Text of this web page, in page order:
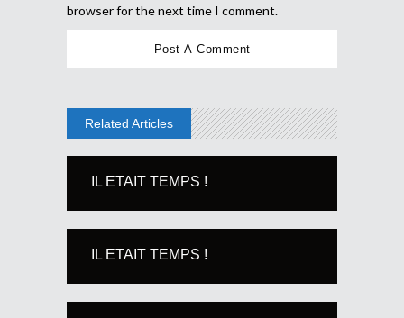
browser for the next time I comment.
Related Articles
IL ETAIT TEMPS !
IL ETAIT TEMPS !